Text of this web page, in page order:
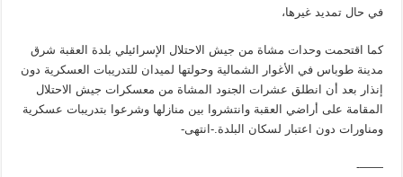
في حال تمديد غيرها،
كما اقتحمت وحدات مشاة من جيش الاحتلال الإسرائيلي بلدة العقبة شرق
مدينة طوباس في الأغوار الشمالية وحولتها لميدان للتدريبات العسكرية دون
إنذار بعد أن انطلق عشرات الجنود المشاة من معسكرات جيش الاحتلال
المقامة على أراضي العقبة وانتشروا بين منازلها وشرعوا بتدريبات عسكرية
ومناورات دون اعتبار لسكان البلدة.-انتهى-
——-